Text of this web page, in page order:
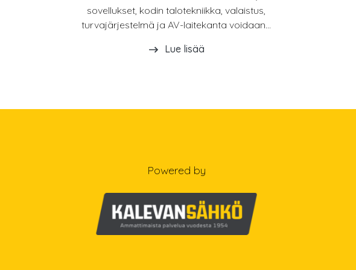
sovellukset, kodin talotekniikka, valaistus,
turvajärjestelmä ja AV-laitekanta voidaan...
Lue lisää
Powered by